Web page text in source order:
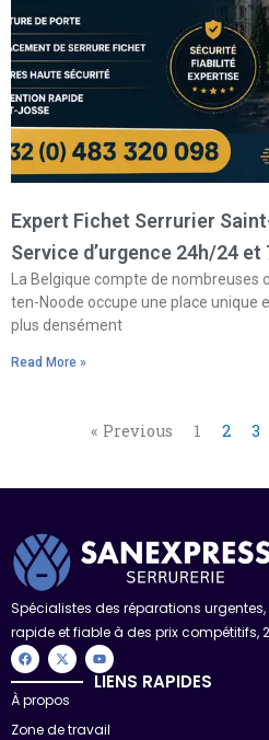
Expert Fichet Serrurier
Service d’urgence 24h/24 et
La Belgique compte de
ten-Noode occupe une place unique
plus densément
Read More »
« Previous 1 2 3
Spécialistes des réparations
rapide et fiable à des prix compétitifs,
F
a
c
b
o
X
-
t
i
t
Y
o
u
t
e
LIENS RAPIDES
À propos
Zone de travail